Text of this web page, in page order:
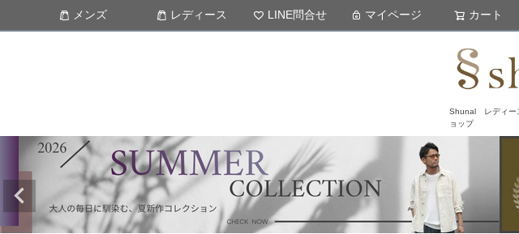
Shunal レディー
ョップ
メンズ レディース LINE問合せ マイページ カート